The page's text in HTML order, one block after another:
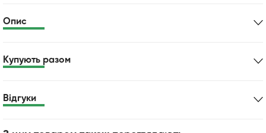
Опис
Купують разом
Відгуки